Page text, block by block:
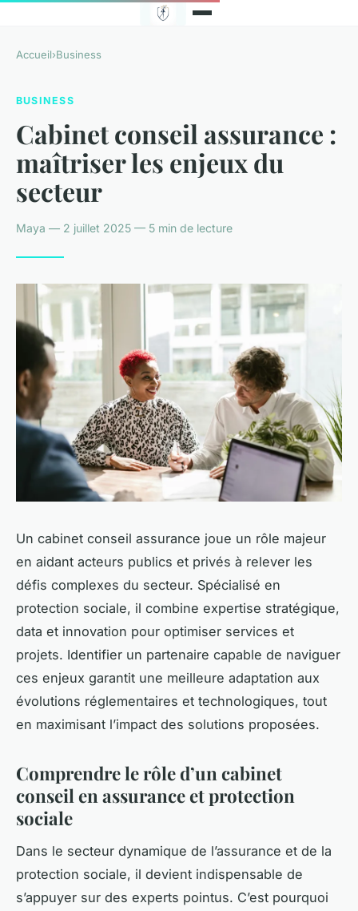
Accueil›Business
BUSINESS
Cabinet conseil assurance :
maîtriser les enjeux du
secteur
Maya — 2 juillet 2025 — 5 min de lecture
Un cabinet conseil assurance joue un rôle majeur
en aidant acteurs publics et privés à relever les
défis complexes du secteur. Spécialisé en
protection sociale, il combine expertise stratégique,
data et innovation pour optimiser services et
projets. Identifier un partenaire capable de naviguer
ces enjeux garantit une meilleure adaptation aux
évolutions réglementaires et technologiques, tout
en maximisant l’impact des solutions proposées.
Comprendre le rôle d’un cabinet
conseil en assurance et protection
sociale
Dans le secteur dynamique de l’assurance et de la
protection sociale, il devient indispensable de
s’appuyer sur des experts pointus. C’est pourquoi